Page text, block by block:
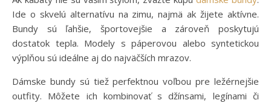
Ide o skvelú alternatívu na zimu, najmä ak žijete aktívne.
Bundy sú ľahšie, športovejšie a zároveň poskytujú
dostatok tepla. Modely s páperovou alebo syntetickou
výplňou sú ideálne aj do najväčších mrazov.
Dámske bundy sú tiež perfektnou voľbou pre ležérnejšie
outfity. Môžete ich kombinovať s džínsami, legínami či